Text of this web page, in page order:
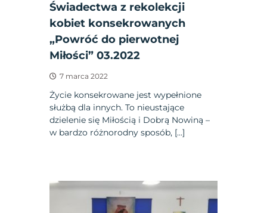
Świadectwa z rekolekcji
kobiet konsekrowanych
„Powróć do pierwotnej
Miłości” 03.2022
7 marca 2022
Życie konsekrowane jest wypełnione
służbą dla innych. To nieustające
dzielenie się Miłością i Dobrą Nowiną –
w bardzo różnorodny sposób, […]